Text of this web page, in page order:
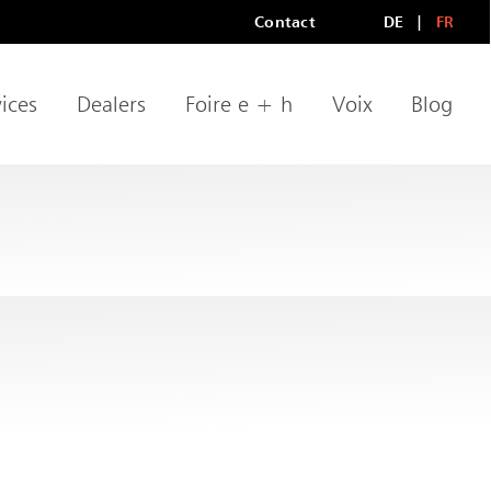
Méta-navigation
Contact DE FR
Dealers Foire e + h Voix Blog